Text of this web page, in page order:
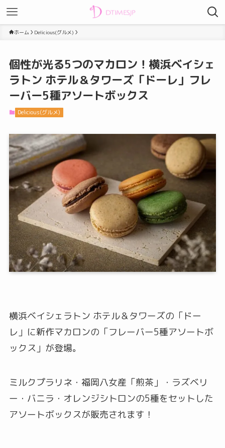
ホーム Delicious(グルメ)
個性が光る5つのマカロン！横浜ベイシェ
ラトン ホテル＆タワーズ「ドーレ」フレ
ーバー5種アソートボックス
Delicious(グルメ)
横浜ベイシェラトン ホテル＆タワーズの「ドー
レ」に新作マカロンの「フレーバー5種アソートボ
ックス」が登場。
ミルクプラリネ・福岡八女産「煎茶」・ラズベリ
ー・バニラ・オレンジシトロンの5種をセットした
アソートボックスが販売されます！